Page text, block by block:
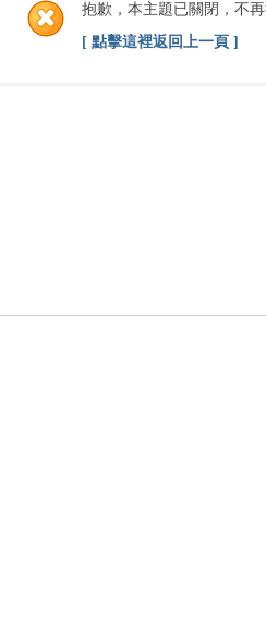
抱歉，本主題已關閉，不
[ 點擊這裡返回上一頁 ]